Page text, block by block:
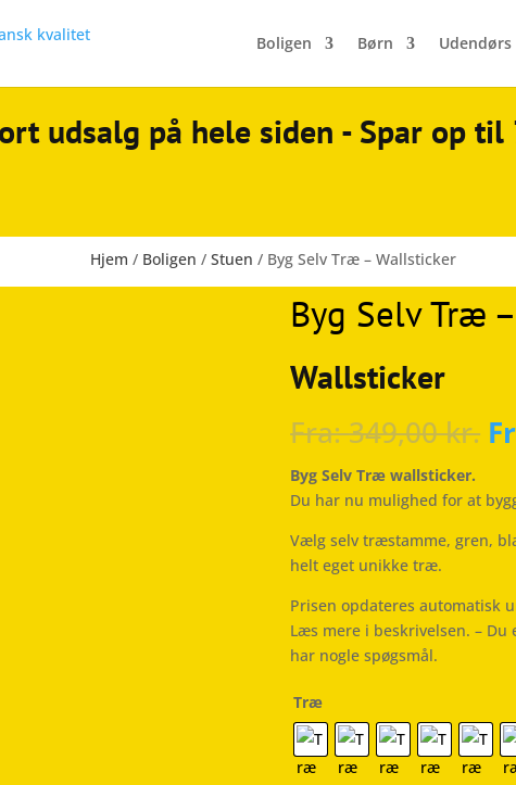
Boligen Børn Udendørs
udsalg på hele siden - Spar op til
Hjem / Boligen / Stuen / Byg Selv Træ – Wallsticker
Byg Selv Træ
Wallsticker
Fra:349,00kr.
Byg Selv Træ wallsticker.
Du har nu mulighed for at
Vælg selv træstamme, gren,
helt eget unikke træ.
Prisen opdateres automatisk
Læs mere i beskrivelsen. –
har nogle spøgsmål.
Træ